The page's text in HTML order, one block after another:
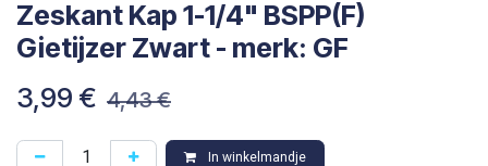
Zeskant Kap 1-1/4" BSPP(F)
Gietijzer Zwart - merk: GF
3,99 € 4,43€
In winkelmandje